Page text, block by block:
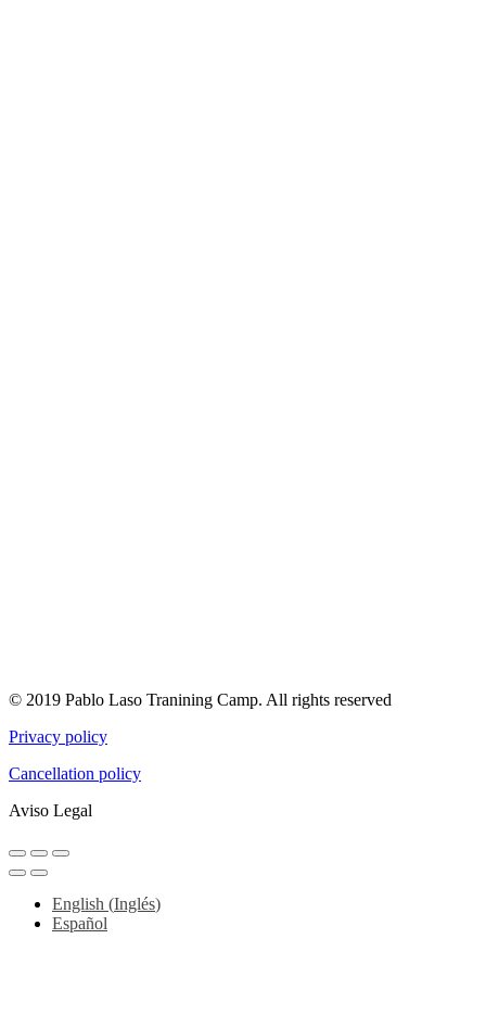
© 2019 Pablo Laso Tranining Camp. All rights reserved
Privacy policy
Cancellation policy
Aviso Legal
English (Inglés)
Español